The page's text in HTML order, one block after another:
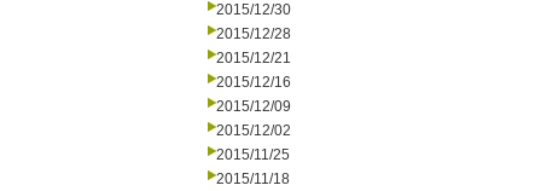
2015/12/30
2015/12/28
2015/12/21
2015/12/16
2015/12/09
2015/12/02
2015/11/25
2015/11/18